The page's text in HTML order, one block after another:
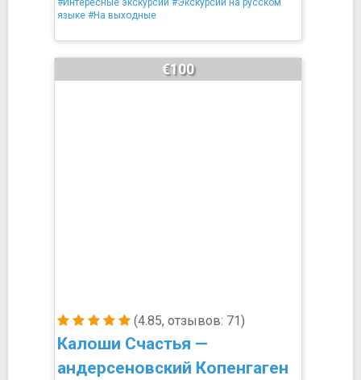
#Интересные экскурсии #Экскурсии на русском
языке #На выходные
(4.85, отзывов: 71)
Калоши Счастья —
андерсеновский Копенгаген
€100